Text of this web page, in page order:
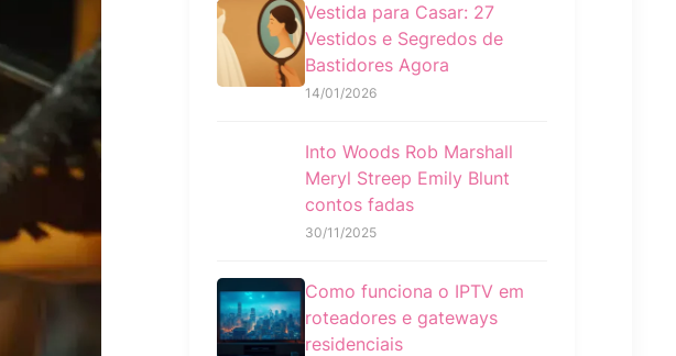
Vestida para Casar: 27
Vestidos e Segredos de
Bastidores Agora
14/01/2026
Into Woods Rob Marshall
Meryl Streep Emily Blunt
contos fadas
30/11/2025
Como funciona o IPTV em
roteadores e gateways
residenciais